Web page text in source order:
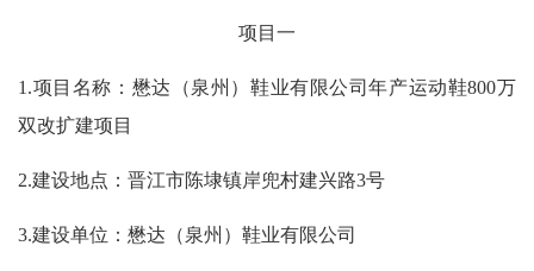
项目一
1.项目名称： 懋达（泉州）鞋业有限公司年产运动鞋800万
双改扩建项目
2.建设地点：晋江市陈埭镇岸兜村建兴路3号
3.建设单位：懋达（泉州）鞋业有限公司